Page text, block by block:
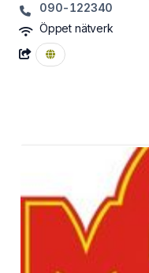
090-122340
Öppet nätverk